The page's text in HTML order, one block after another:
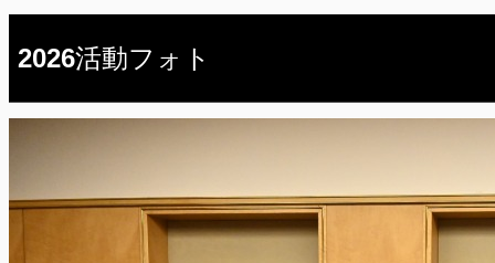
2026活動フォト